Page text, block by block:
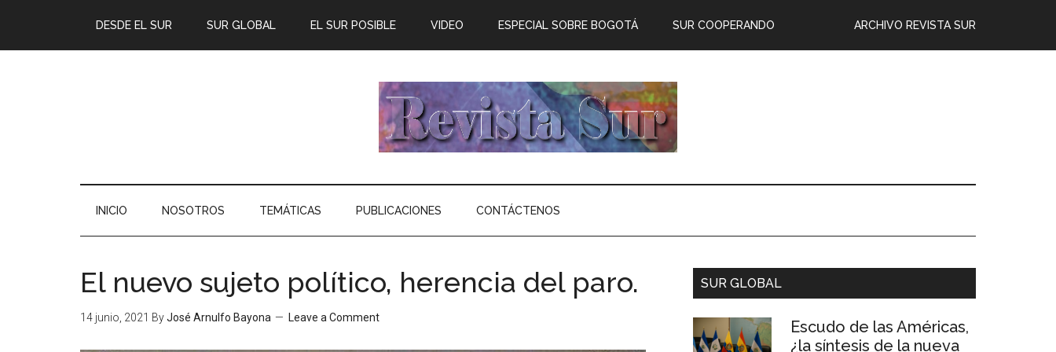
DESDE EL SUR SUR GLOBAL EL SUR POSIBLE ARCHIVO REVISTA SUR
VIDEO ESPECIAL SOBRE BOGOTÁ SUR COOPERANDO
INICIO NOSOTROS TEMÁTICAS PUBLICACIONES CONTÁCTENOS
El nuevo sujeto político, herencia del paro.
14 junio, 2021 ByJosé Arnulfo Bayona Leave a Comment
SUR GLOBAL
Escudo de las Américas,
¿la síntesis de la nueva